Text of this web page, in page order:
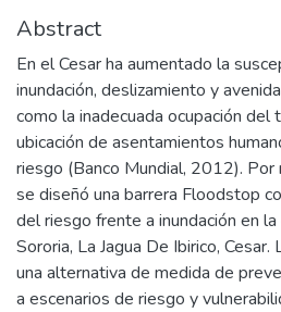
Abstract
En el Cesar ha aumentado la
inundación, deslizamiento y
como la inadecuada ocupación del
ubicación de asentamientos
riesgo (Banco Mundial, 2012).
se diseñó una barrera Floodstop
del riesgo frente a inundación en
Sororia, La Jagua De Ibirico,
una alternativa de medida de
a escenarios de riesgo y